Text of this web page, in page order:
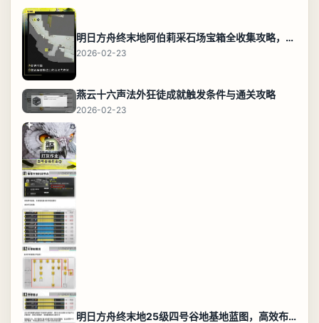
明日方舟终末地阿伯莉采石场宝箱全收集攻略，全点位分布图与路线
2026-02-23
燕云十六声法外狂徒成就触发条件与通关攻略
2026-02-23
明日方舟终末地25级四号谷地基地蓝图，高效布局规划